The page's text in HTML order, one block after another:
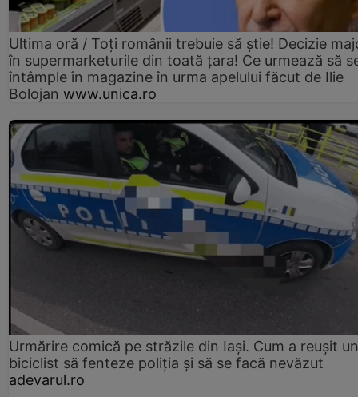
Ultima oră / Toți românii trebuie să știe! Decizie
în supermarketurile din toată țara! Ce urmează să
întâmple în magazine în urma apelului făcut de Ilie
Bolojan www.unica.ro
Urmărire comică pe străzile din Iași. Cum a reușit un
biciclist să fenteze poliția și să se facă nevăzut
adevarul.ro